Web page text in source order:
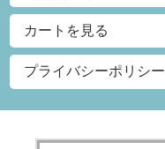
カートを見る
プライバシーポリシー